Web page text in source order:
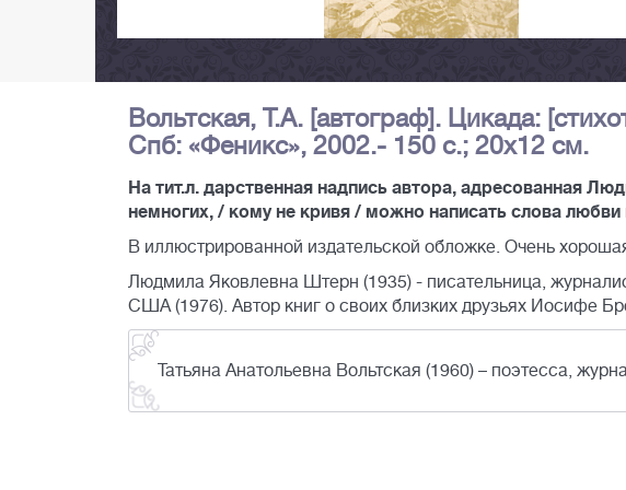
Вольтская, Т.А. [автограф]. Цикада:
Спб: «Феникс», 2002.- 150 с.; 20x12 см.
На тит.л. дарственная надпись автора, адресованная
немногих, / кому не кривя / можно написать слова
В иллюстрированной издательской обложке. Очень
Людмила Яковлевна Штерн (1935) - писательница,
США (1976). Автор книг о своих близких друзьях Иосифе
Татьяна Анатольевна Вольтская (1960) – поэтесса,